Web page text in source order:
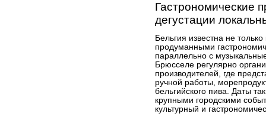
Гастрономические
дегустации
Бельгия известна не
продуманными
параллельно с
Брюсселе регулярно
производителей, где
ручной работы,
бельгийского пива. Даты
крупными городскими
культурный и